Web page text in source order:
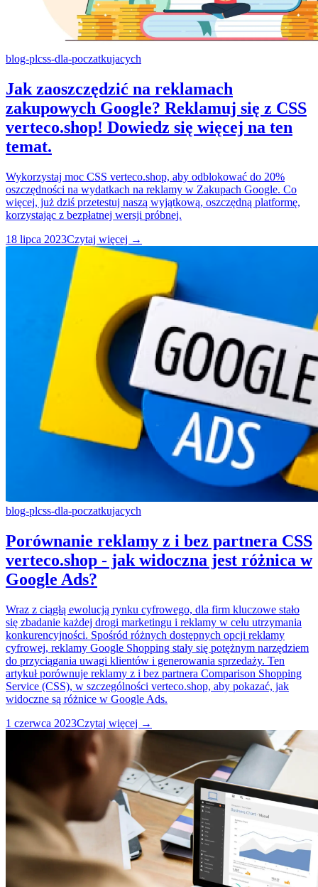
blog-plcss-dla-poczatkujacych
Jak zaoszczędzić na reklamach
zakupowych Google? Reklamuj się z CSS
verteco.shop! Dowiedz się więcej na ten
temat.
Wykorzystaj moc CSS verteco.shop, aby odblokować do 20%
oszczędności na wydatkach na reklamy w Zakupach Google. Co
więcej, już dziś przetestuj naszą wyjątkową, oszczędną platformę,
korzystając z bezpłatnej wersji próbnej.
18 lipca 2023Czytaj więcej →
blog-plcss-dla-poczatkujacych
Porównanie reklamy z i bez partnera CSS
verteco.shop - jak widoczna jest różnica w
Google Ads?
Wraz z ciągłą ewolucją rynku cyfrowego, dla firm kluczowe stało
się zbadanie każdej drogi marketingu i reklamy w celu utrzymania
konkurencyjności. Spośród różnych dostępnych opcji reklamy
cyfrowej, reklamy Google Shopping stały się potężnym narzędziem
do przyciągania uwagi klientów i generowania sprzedaży. Ten
artykuł porównuje reklamy z i bez partnera Comparison Shopping
Service (CSS), w szczególności verteco.shop, aby pokazać, jak
widoczne są różnice w Google Ads.
1 czerwca 2023Czytaj więcej →